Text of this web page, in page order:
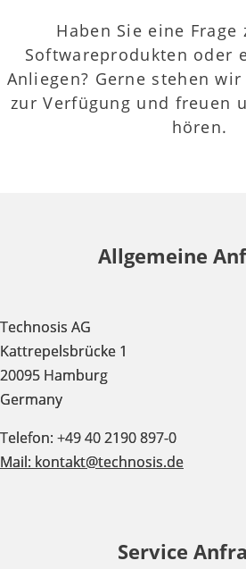
Haben Sie eine Frage
Softwareprodukten oder
Anliegen? Gerne stehen
zur Verfügung und freuen
hören.
Allgemeine
Technosis AG
Kattrepelsbrücke 1
20095 Hamburg
Germany
Telefon: +49 40 2190 897-0
Mail: kontakt@technosis.de
Service